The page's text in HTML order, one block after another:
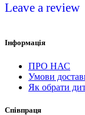
Leave a review
Інформація
ПРО НАС
Умови
Як обрати
Співпраця